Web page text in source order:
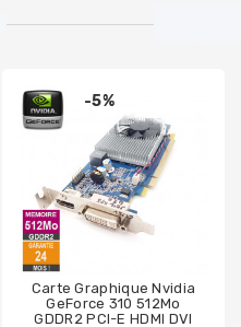
-5%
Carte Graphique Nvidia
GeForce 310 512Mo
GDDR2 PCI-E HDMI DVI